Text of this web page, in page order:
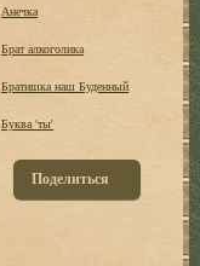
Анечка
Брат алкоголика
Братишка наш Буденный
Буква 'ты'
Поделиться